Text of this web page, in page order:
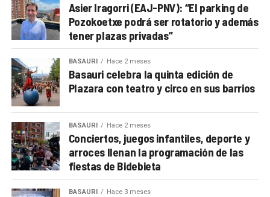
Asier Iragorri (EAJ-PNV): “El parking de
Pozokoetxe podrá ser rotatorio y además
tener plazas privadas”
BASAURI Hace 2 meses
Basauri celebra la quinta edición de
Plazara con teatro y circo en sus barrios
BASAURI Hace 2 meses
Conciertos, juegos infantiles, deporte y
arroces llenan la programación de las
fiestas de Bidebieta
BASAURI Hace 3 meses